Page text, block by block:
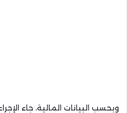
وبحسب البيانات المالية، جاء